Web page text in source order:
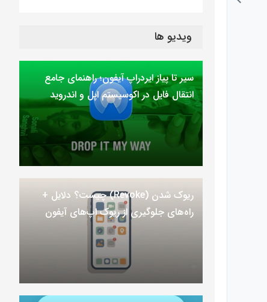
ویدیو ها
سیر تا پیاز ایردراپ آیفون؛ راهنمای جامع
انتقال فایل در اکوسیستم اپل و اندروید
ریوک شدن (Revoke) چیست؟ دلایل +
راه‌های جلوگیری از ریوک اپ‌های آیفون